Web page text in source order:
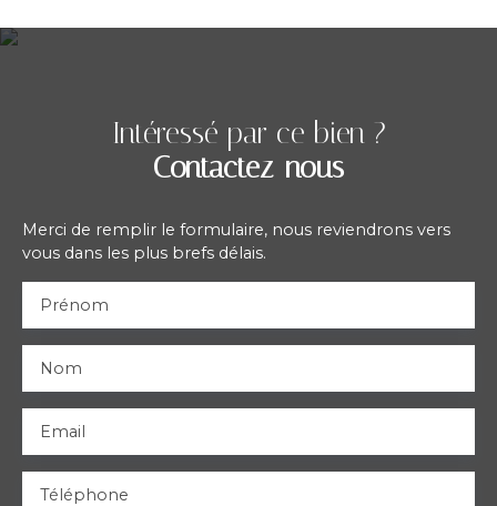
Intéressé par ce bien ?
Contactez-nous
Merci de remplir le formulaire, nous reviendrons vers
vous dans les plus brefs délais.
Prénom
Nom
Email
Téléphone